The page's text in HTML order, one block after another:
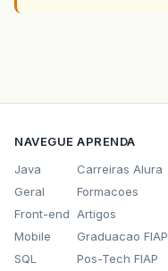
NAVEGUE
Java
Geral
Front-end
Mobile
SQL
APRENDA
Carreiras Alura
Formacoes
Artigos
Graduacao FIAP
Pos-Tech FIAP